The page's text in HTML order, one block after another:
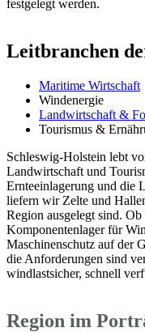
festgelegt werden.
Leitbranchen
Maritime Wirtschaft
Windenergie
Landwirtschaft &
Tourismus &
Schleswig-Holstein lebt
Landwirtschaft und
Ernteeinlagerung und die
liefern wir Zelte und
Region ausgelegt sind.
Komponentenlager für
Maschinenschutz auf der
die Anforderungen sind
windlastsicher, schnell
Region im